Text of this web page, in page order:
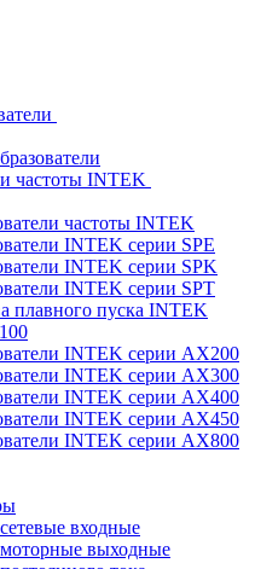
частоты INTEK
частоты INTEK
INTEK серии SPE
INTEK серии SPK
INTEK серии SPT
плавного пуска INTEK
INTEK серии AX200
INTEK серии AX300
INTEK серии AX400
INTEK серии AX450
INTEK серии AX800
входные
выходные